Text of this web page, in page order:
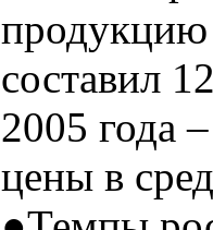
продукцию
составил
2005 года
цены в